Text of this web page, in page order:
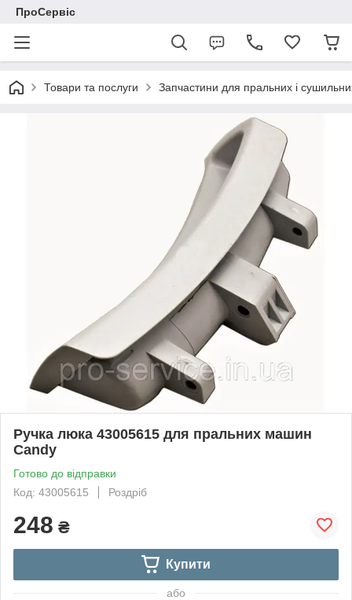
ПроСервіс
Товари та послуги Запчастини для пральних і
Ручка люка 43005615 для пральних машин
Candy
Готово до відправки
Код: 43005615
Роздріб
248 ₴
Купити
або